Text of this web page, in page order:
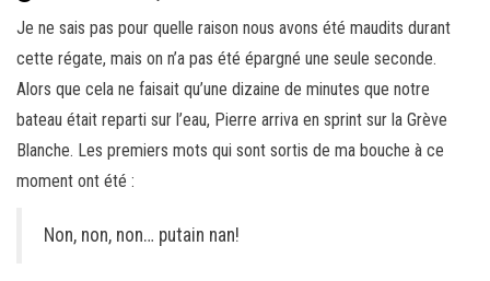
Je ne sais pas pour quelle raison nous avons été maudits durant
cette régate, mais on n’a pas été épargné une seule seconde.
Alors que cela ne faisait qu’une dizaine de minutes que notre
bateau était reparti sur l’eau, Pierre arriva en sprint sur la Grève
Blanche. Les premiers mots qui sont sortis de ma bouche à ce
moment ont été :
Non, non, non… putain nan!